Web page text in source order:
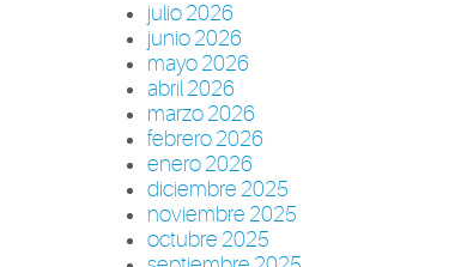
julio 2026
junio 2026
mayo 2026
abril 2026
marzo 2026
febrero 2026
enero 2026
diciembre 2025
noviembre 2025
octubre 2025